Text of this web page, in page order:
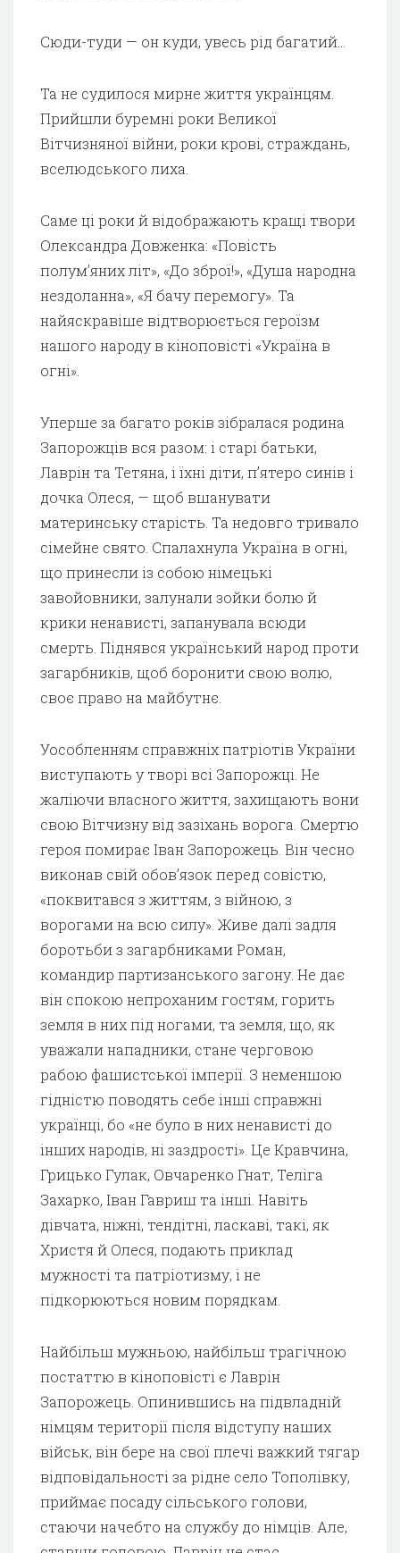
Сюди-туди — он куди, увесь рід багатий…
Та не судилося мирне життя українцям.
Прийшли буремні роки Великої
Вітчизняної війни, роки крові, страждань,
вселюдського лиха.
Саме ці роки й відображають кращі твори
Олександра Довженка: «Повість
полум’яних літ», «До зброї!», «Душа народна
нездоланна», «Я бачу перемогу». Та
найяскравіше відтворюється героїзм
нашого народу в кіноповісті «Україна в
огні».
Уперше за багато років зібралася родина
Запорожців вся разом: і старі батьки,
Лаврін та Тетяна, і їхні діти, п’ятеро синів і
дочка Олеся, — щоб вшанувати
материнську старість. Та недовго тривало
сімейне свято. Спалахнула Україна в огні,
що принесли із собою німецькі
завойовники, залунали зойки болю й
крики ненависті, запанувала всюди
смерть. Піднявся український народ проти
загарбників, щоб боронити свою волю,
своє право на майбутнє.
Уособленням справжніх патріотів України
виступають у творі всі Запорожці. Не
жаліючи власного життя, захищають вони
свою Вітчизну від зазіхань ворога. Смертю
героя помирає Іван Запорожець. Він чесно
виконав свій обов’язок перед совістю,
«поквитався з життям, з війною, з
ворогами на всю силу». Живе далі задля
боротьби з загарбниками Роман,
командир партизанського загону. Не дає
він спокою непроханим гостям, горить
земля в них під ногами, та земля, що, як
уважали нападники, стане черговою
рабою фашистської імперії. З неменшою
гідністю поводять себе інші справжні
українці, бо «не було в них ненависті до
інших народів, ні заздрості». Це Кравчина,
Грицько Гулак, Овчаренко Гнат, Теліга
Захарко, Іван Гавриш та інші. Навіть
дівчата, ніжні, тендітні, ласкаві, такі, як
Христя й Олеся, подають приклад
мужності та патріотизму, і не
підкорюються новим порядкам.
Найбільш мужньою, найбільш трагічною
постаттю в кіноповісті є Лаврін
Запорожець. Опинившись на підвладній
німцям території після відступу наших
військ, він бере на свої плечі важкий тягар
відповідальності за рідне село Тополівку,
приймає посаду сільського голови,
стаючи начебто на службу до німців. Але,